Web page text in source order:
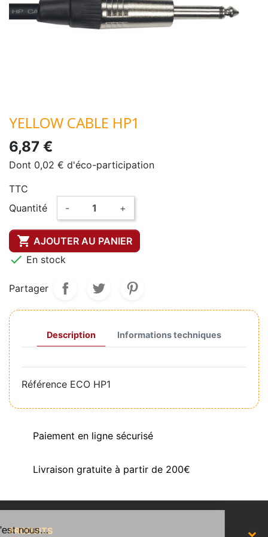
YELLOW CABLE HP1
6,87 €
Dont 0,02 € d'éco-participation
TTC
Quantité
- +
 AJOUTER AU PANIER
 En stock
Partager
Description Informations techniques
Référence ECO HP1
Paiement en ligne sécurisé
Livraison gratuite à partir de 200€
PRODUITS
Salut c'est nous...